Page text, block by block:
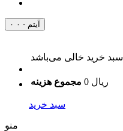
۰ آیتم - ۰
سبد خرید خالی می‌باشد
مجموع هزینه 0 ریال
سبد خرید
منو